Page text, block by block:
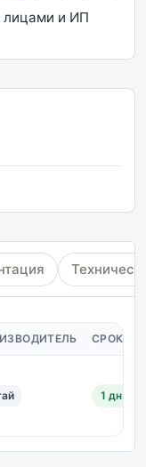
лицами и ИП
СРОК
1 дн.